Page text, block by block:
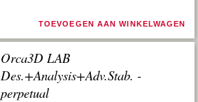
TOEVOEGEN AAN WINKELWAGEN
Orca3D LAB
Des.+Analysis+Adv.Stab. -
perpetual